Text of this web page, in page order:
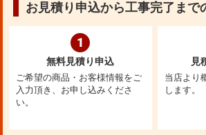
お見積り申込から工事完了まで
1
無料見積り申込
ご希望の商品・お客様情報をご
入力頂き、お申し込みくださ
い。
見
当店より
します。